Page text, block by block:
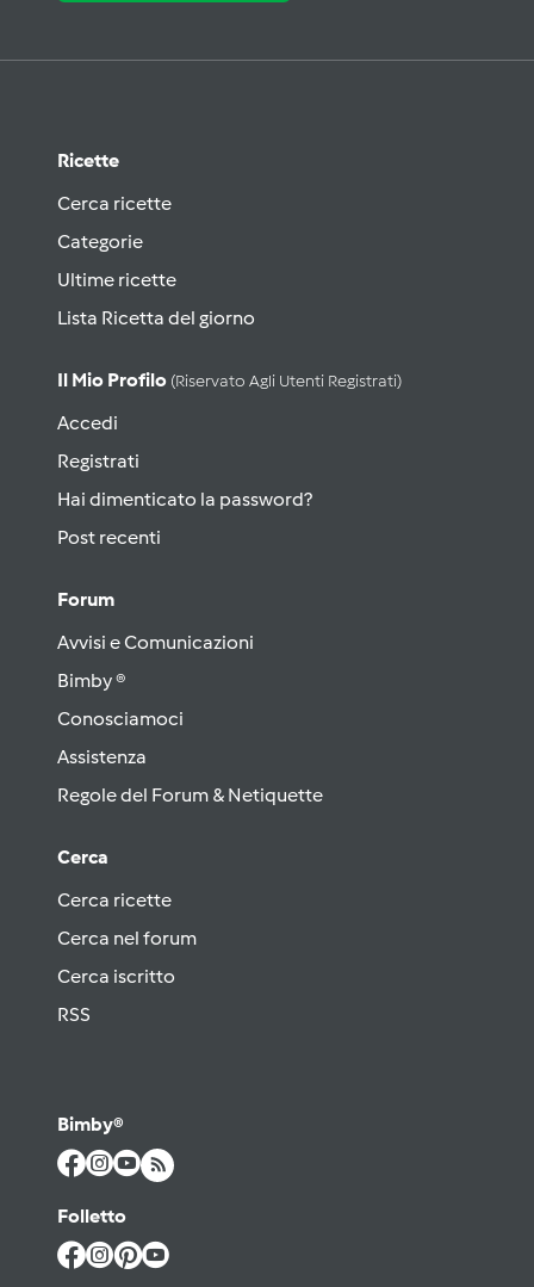
Ricette
Cerca ricette
Categorie
Ultime ricette
Lista Ricetta del giorno
Il Mio Profilo (riservato Agli Utenti Registrati)
Accedi
Registrati
Hai dimenticato la password?
Post recenti
Forum
Avvisi e Comunicazioni
Bimby ®
Conosciamoci
Assistenza
Regole del Forum & Netiquette
Cerca
Cerca ricette
Cerca nel forum
Cerca iscritto
RSS
Bimby®
Folletto